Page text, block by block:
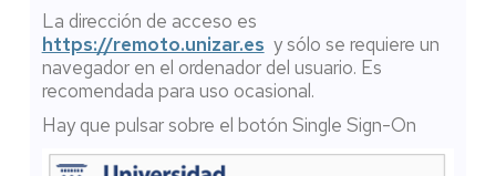
La dirección de acceso es
https://remoto.unizar.es y sólo se requiere un
navegador en el ordenador del usuario. Es
recomendada para uso ocasional.
Hay que pulsar sobre el botón Single Sign-On